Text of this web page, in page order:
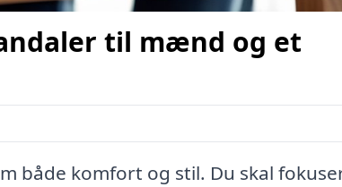
til mænd og et
både komfort og stil. Du skal